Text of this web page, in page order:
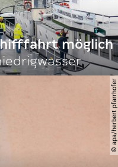
möglich
© apa/herbert pfarrhofer